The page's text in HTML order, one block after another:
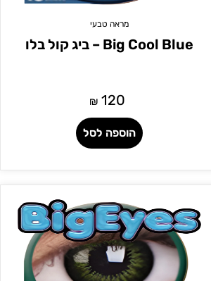
מראה טבעי
Big Cool Blue – ביג קול בלו
120
₪
הוספה לסל